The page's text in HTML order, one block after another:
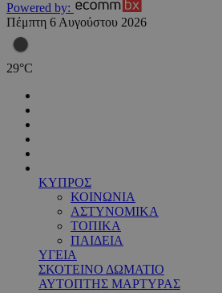
Powered by:
Πέμπτη 6 Αυγούστου 2026
29°C
ΚΥΠΡΟΣ
ΚΟΙΝΩΝΙΑ
ΑΣΤΥΝΟΜΙΚΑ
ΤΟΠΙΚΑ
ΠΑΙΔΕΙΑ
ΥΓΕΙΑ
ΣΚΟΤΕΙΝΟ ΔΩΜΑΤΙΟ
ΑΥΤΟΠΤΗΣ ΜΑΡΤΥΡΑΣ